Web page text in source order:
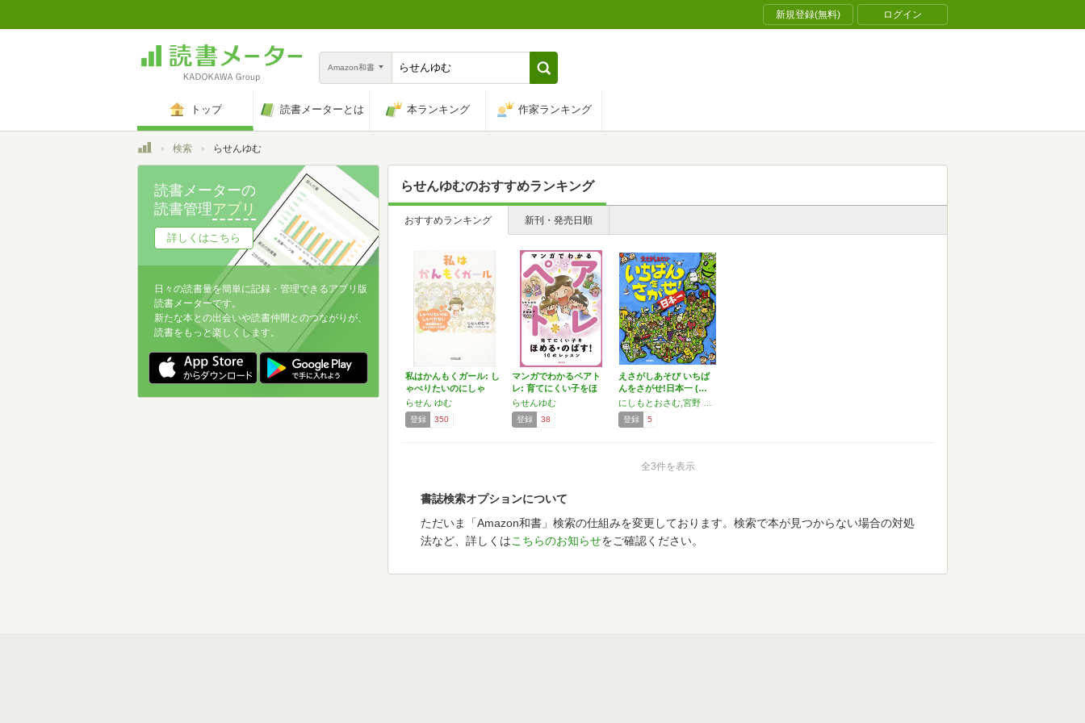
新規登録(無料) ログイン
Amazon和書
トップ 読書メーターとは 本ランキング 作家ランキング
トップ検索 らせんゆむ
らせんゆむのおすすめランキング
おすすめランキング 新刊・発売日順
私はかんもくガール: し
ゃべりたいのにしゃ
べ…
らせん ゆむ
登録 350
マンガでわかるペアト
レ: 育てにくい子をほ
め…
らせんゆむ
登録 38
えさがしあそび いちば
んをさがせ!日本一 (…
登録 5
全3件を表示
書誌検索オプションについて
ただいま「Amazon和書」検索の仕組みを変更しております。検索で本が見つからない場合の対処
法など、詳しくはこちらのお知らせをご確認ください。
読書メーターの
読書管理アプリ
詳しくはこちら
日々の読書量を簡単に記録・管理できるアプリ版
読書メーターです。
新たな本との出会いや読書仲間とのつながりが、
読書をもっと楽しくします。